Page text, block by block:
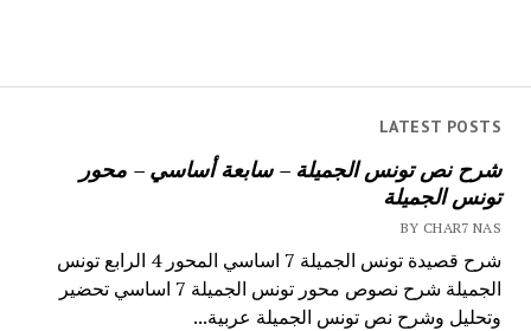
LATEST POSTS
شرح نص تونس الجميلة – سابعة أساسي – محور
تونس الجميلة
BY CHAR7 NAS
شرح قصيدة تونس الجميلة 7 اساسي المحور 4 الرابع تونس
الجميلة شرح نصوص محور تونس الجميلة 7 اساسي تحضير
وتحليل وشرح نص تونس الجميلة عربية...